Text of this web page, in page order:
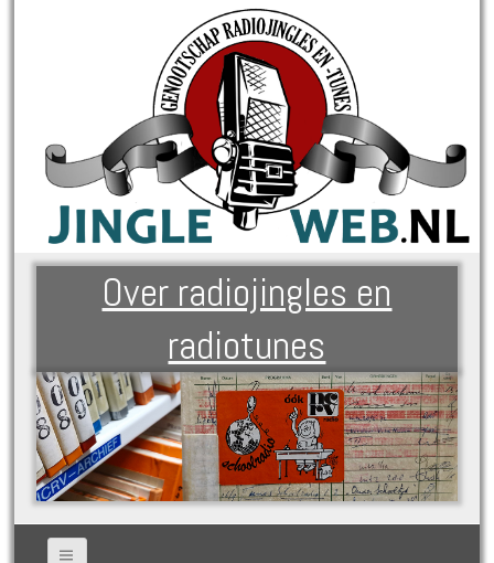
Over radiojingles en
radiotunes